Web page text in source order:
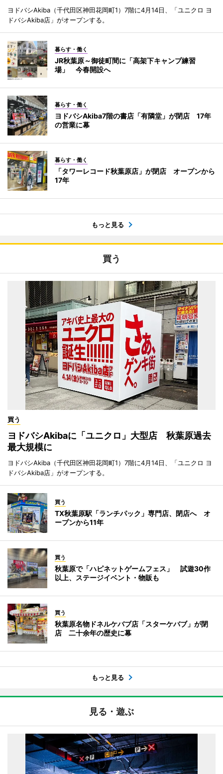
ヨドバシAkiba（千代田区神田花岡町1）7階に4月14日、「ユニクロ ヨ
ドバシAkiba店」がオープンする。
暮らす・働く
JR秋葉原～御徒町間に「高架下キャンプ練習
場」 今春開設へ
暮らす・働く
ヨドバシAkiba7階の書店「有隣堂」が閉店 17年
の営業に幕
暮らす・働く
「タワーレコード秋葉原店」が閉店 オープンから
17年
もっと見る
買う
買う
ヨドバシAkibaに「ユニクロ」大型店 秋葉原過去
最大規模に
ヨドバシAkiba（千代田区神田花岡町1）7階に4月14日、「ユニクロ ヨ
ドバシAkiba店」がオープンする。
買う
TX秋葉原駅「ランチパック」専門店、閉店へ オ
ープンから11年
買う
秋葉原で「ハピネットゲームフェス」 試遊30作
以上、ステージイベント・物販も
買う
秋葉原名物ドネルケバブ店「スターケバブ」が閉
店 二十余年の歴史に幕
もっと見る
見る・遊ぶ